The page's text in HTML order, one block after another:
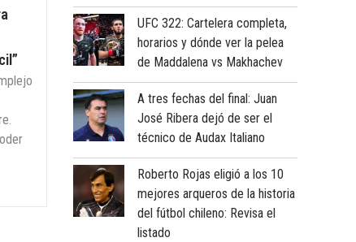
UFC 322: Cartelera completa,
horarios y dónde ver la pelea
de Maddalena vs Makhachev
A tres fechas del final: Juan
José Ribera dejó de ser el
técnico de Audax Italiano
Roberto Rojas eligió a los 10
mejores arqueros de la historia
del fútbol chileno: Revisa el
listado